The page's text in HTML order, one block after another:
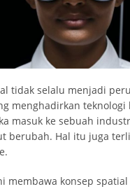
tidak selalu menjadi
menghadirkan teknologi
masuk ke sebuah
berubah. Hal itu juga
membawa konsep